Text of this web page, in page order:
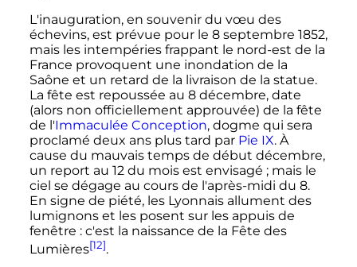
L'inauguration, en souvenir du vœu des
échevins, est prévue pour le 8 septembre 1852,
mais les intempéries frappant le nord-est de la
France provoquent une inondation de la
Saône et un retard de la livraison de la statue.
La fête est repoussée au 8 décembre, date
(alors non officiellement approuvée) de la fête
de l'Immaculée Conception, dogme qui sera
proclamé deux ans plus tard par Pie IX. À
cause du mauvais temps de début décembre,
un report au 12 du mois est envisagé ; mais le
ciel se dégage au cours de l'après-midi du 8.
En signe de piété, les Lyonnais allument des
lumignons et les posent sur les appuis de
fenêtre : c'est la naissance de la Fête des
Lumières[12].